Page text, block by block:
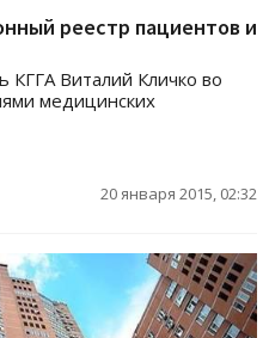
реестр пациентов и
КГГА Виталий Кличко во
медицинских
20 января 2015, 02:32